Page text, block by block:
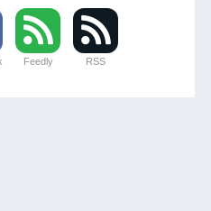
Feedly RSS